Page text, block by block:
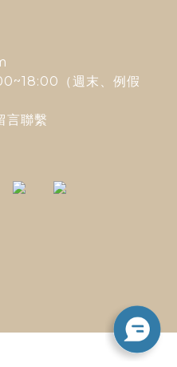
（週末、例假
言聯繫